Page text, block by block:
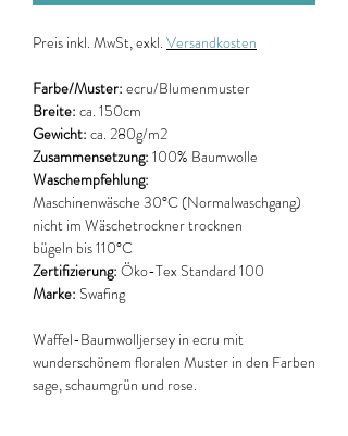
Preis inkl. MwSt, exkl. Versandkosten
Farbe/Muster: ecru/Blumenmuster
Breite: ca. 150cm
Gewicht: ca. 280g/m2
Zusammensetzung: 100% Baumwolle
Waschempfehlung:
Maschinenwäsche 30°C (Normalwaschgang)
nicht im Wäschetrockner trocknen
bügeln bis 110°C
Zertifizierung: Öko-Tex Standard 100
Marke: Swafing
Waffel-Baumwolljersey in ecru mit
wunderschönem floralen Muster in den Farben
sage, schaumgrün und rose.